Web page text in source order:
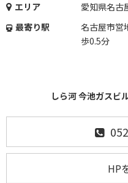
エリア
愛知県名古
最寄り駅
名古屋市営
歩0.5分
しら河 今池ガスビ
HP